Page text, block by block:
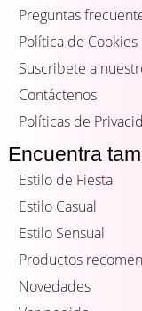
Preguntas
Política de Cookies
Suscribete a
Contáctenos
Políticas de
Encuentra
Estilo de Fiesta
Estilo Casual
Estilo Sensual
Productos
Novedades